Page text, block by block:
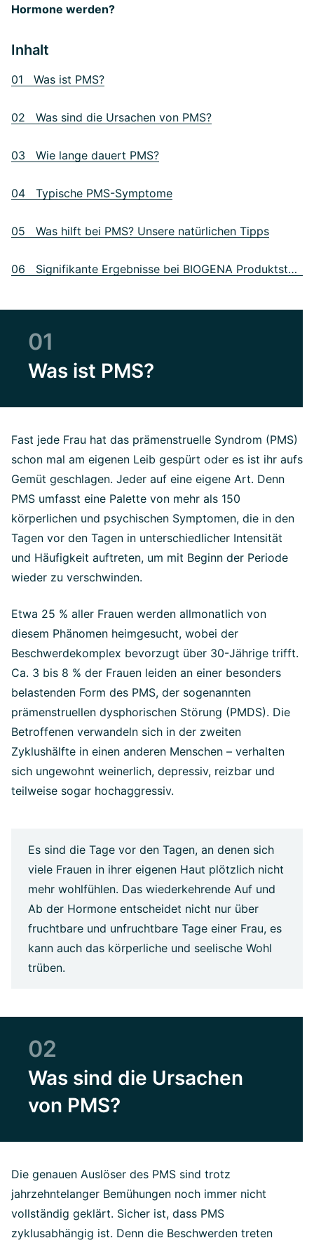
Hormone werden?
Inhalt
01 Was ist PMS?
02 Was sind die Ursachen von PMS?
03 Wie lange dauert PMS?
04 Typische PMS-Symptome
05 Was hilft bei PMS? Unsere natürlichen Tipps
06 Signifikante Ergebnisse bei BIOGENA Produktstudie
01
Was ist PMS?
Fast jede Frau hat das prämenstruelle Syndrom (PMS)
schon mal am eigenen Leib gespürt oder es ist ihr aufs
Gemüt geschlagen. Jeder auf eine eigene Art. Denn
PMS umfasst eine Palette von mehr als 150
körperlichen und psychischen Symptomen, die in den
Tagen vor den Tagen in unterschiedlicher Intensität
und Häufigkeit auftreten, um mit Beginn der Periode
wieder zu verschwinden.
Etwa 25 % aller Frauen werden allmonatlich von
diesem Phänomen heimgesucht, wobei der
Beschwerdekomplex bevorzugt über 30-Jährige trifft.
Ca. 3 bis 8 % der Frauen leiden an einer besonders
belastenden Form des PMS, der sogenannten
prämenstruellen dysphorischen Störung (PMDS). Die
Betroffenen verwandeln sich in der zweiten
Zyklushälfte in einen anderen Menschen – verhalten
sich ungewohnt weinerlich, depressiv, reizbar und
teilweise sogar hochaggressiv.
Es sind die Tage vor den Tagen, an denen sich
viele Frauen in ihrer eigenen Haut plötzlich nicht
mehr wohlfühlen. Das wiederkehrende Auf und
Ab der Hormone entscheidet nicht nur über
fruchtbare und unfruchtbare Tage einer Frau, es
kann auch das körperliche und seelische Wohl
trüben.
02
Was sind die Ursachen
von PMS?
Die genauen Auslöser des PMS sind trotz
jahrzehntelanger Bemühungen noch immer nicht
vollständig geklärt. Sicher ist, dass PMS
zyklusabhängig ist. Denn die Beschwerden treten